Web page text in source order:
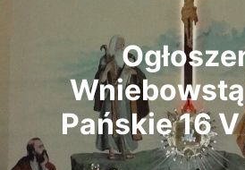
Pańskie 16